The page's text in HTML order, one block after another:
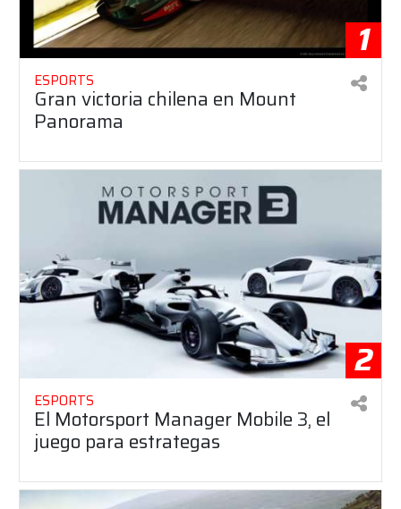
1
ESPORTS
Gran victoria chilena en Mount
Panorama
2
ESPORTS
El Motorsport Manager Mobile 3, el
juego para estrategas